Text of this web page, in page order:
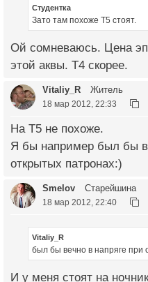
Студентка
Зато там похоже Т5 стоят.
Ой сомневаюсь. Цена
этой аквы. Т4 скорее.
Vitaliy_R Житель
18 мар 2012, 22:33
На Т5 не похоже.
Я бы например был бы
открытых патронах:)
Smelov Старейшина
18 мар 2012, 22:40
Vitaliy_R
был бы вечно в напряге при
И у меня стоят на